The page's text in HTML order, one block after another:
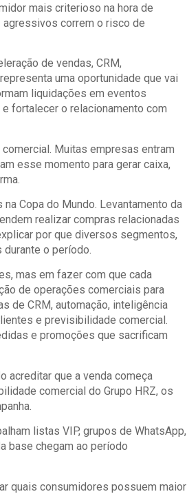
mais criterioso na hora de
agressivos correm o risco de
de vendas, CRM,
uma oportunidade que vai
liquidações em eventos
fortalecer o relacionamento com
Muitas empresas entram
esse momento para gerar caixa,
Copa do Mundo. Levantamento da
realizar compras relacionadas
por que diversos segmentos,
o período.
mas em fazer com que cada
de operações comerciais para
de CRM, automação, inteligência
e previsibilidade comercial.
e promoções que sacrificam
acreditar que a venda começa
comercial do Grupo HRZ, os
listas VIP, grupos de WhatsApp,
base chegam ao período
quais consumidores possuem maior